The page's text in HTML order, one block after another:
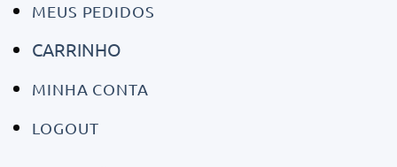
MEUS PEDIDOS
CARRINHO
MINHA CONTA
LOGOUT